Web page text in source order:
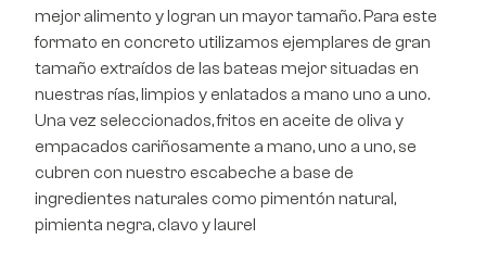
mejor alimento y logran un mayor tamaño. Para este
formato en concreto utilizamos ejemplares de gran
tamaño extraídos de las bateas mejor situadas en
nuestras rías, limpios y enlatados a mano uno a uno.
Una vez seleccionados, fritos en aceite de oliva y
empacados cariñosamente a mano, uno a uno, se
cubren con nuestro escabeche a base de
ingredientes naturales como pimentón natural,
pimienta negra, clavo y laurel